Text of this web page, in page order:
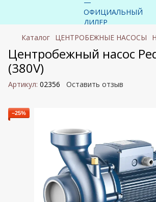
Каталог ЦЕНТРОБЕЖНЫЕ НАСОСЫ
Центробежный насос
(380V)
Артикул: 02356 Оставить отзыв
−25%